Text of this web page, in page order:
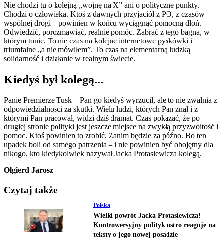
Nie chodzi tu o kolejną „wojnę na X” ani o polityczne punkty.
Chodzi o człowieka. Ktoś z dawnych przyjaciół z PO, z czasów
wspólnej drogi – powinien w końcu wyciągnąć pomocną dłoń.
Odwiedzić, porozmawiać, realnie pomóc. Zabrać z tego bagna, w
którym tonie. To nie czas na kolejne internetowe pyskówki i
triumfalne „a nie mówiłem”. To czas na elementarną ludzką
solidarność i działanie w realnym świecie.
Kiedyś był kolegą...
Panie Premierze Tusk – Pan go kiedyś wyrzucił, ale to nie zwalnia z
odpowiedzialności za skutki. Wielu ludzi, których Pan znał i z
którymi Pan pracował, widzi dziś dramat. Czas pokazać, że po
drugiej stronie polityki jest jeszcze miejsce na zwykłą przyzwoitość i
pomoc. Ktoś powinien to zrobić. Zanim będzie za późno. Bo ten
upadek boli od samego patrzenia – i nie powinien być obojętny dla
nikogo, kto kiedykolwiek nazywał Jacka Protasiewicza kolegą.
Olgierd Jarosz
Czytaj także
Polska
Wielki powrót Jacka Protasiewicza!
Kontrowersyjny polityk ostro reaguje na
teksty o jego nowej posadzie